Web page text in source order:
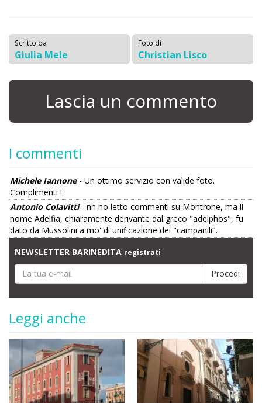
Scritto da
Giulia Mele
Foto di
Christian Lisco
Lascia un commento
I commenti
Michele Iannone- Un ottimo servizio con valide foto.
Complimenti !
Antonio Colavitti- nn ho letto commenti su Montrone, ma il
nome Adelfia, chiaramente derivante dal greco "adelphos", fu
dato da Mussolini a mo' di unificazione dei "campanili".
NEWSLETTER BARINEDITA registrati
Leggi anche